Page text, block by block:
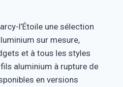
l’Étoile une sélection
sur mesure,
et à tous les styles
aluminium à rupture de
en versions